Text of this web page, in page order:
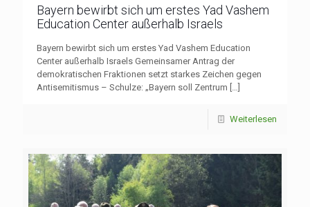
Bayern bewirbt sich um erstes Yad Vashem
Education Center außerhalb Israels
Bayern bewirbt sich um erstes Yad Vashem Education
Center außerhalb Israels Gemeinsamer Antrag der
demokratischen Fraktionen setzt starkes Zeichen gegen
Antisemitismus – Schulze: „Bayern soll Zentrum […]
Weiterlesen